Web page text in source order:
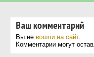
Ваш комментарий
Вы не вошли на сайт.
Комментарии могут